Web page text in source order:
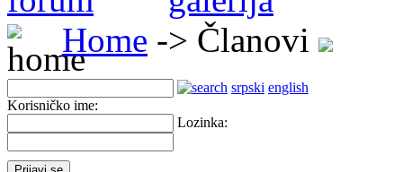
Home -> Članovi
srpski english
Korisničko ime:
Lozinka: